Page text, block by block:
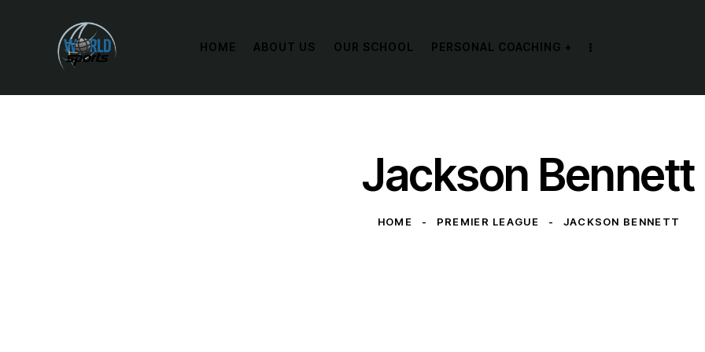
HOME ABOUT US OUR SCHOOL PERSONAL COACHING +
Jackson Bennett
HOME PREMIER LEAGUE JACKSON BENNETT